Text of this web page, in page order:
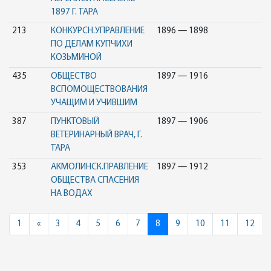
1897 Г. ТАРА
213
КОНКУРСН.УПРАВЛЕНИЕ
ПО ДЕЛАМ КУПЧИХИ
КОЗЬМИНОЙ
1896 — 1898
435
ОБЩЕСТВО
ВСПОМОЩЕСТВОВАНИЯ
УЧАЩИМ И УЧИВШИМ
1897 — 1916
387
ПУНКТОВЫЙ
ВЕТЕРИНАРНЫЙ ВРАЧ, Г.
ТАРА
1897 — 1906
353
АКМОЛИНСК.ПРАВЛЕНИЕ
ОБЩЕСТВА СПАСЕНИЯ
НА ВОДАХ
1897 — 1912
1 «Previous
3 4 5 6 7 8 9 10 11 12